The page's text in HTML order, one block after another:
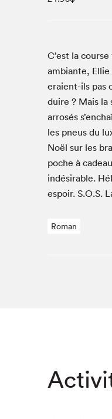
Les matins
Espace Lis-moi
Le grand jeu
Espace
Zone Manga
La Grande
Espace
C’est la
ambiante,
eraient-ils pas
duire ? Mais la
arrosés
les pneus du
Noël sur les
poche à
indésir­able.
espoir. S.O.S.
Roman